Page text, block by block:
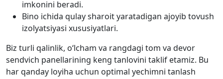
imkonini beradi.
Bino ichida qulay sharoit yaratadigan ajoyib tovush
izolyatsiyasi xususiyatlari.
Biz turli qalinlik, o‘lcham va rangdagi tom va devor
sendvich panellarining keng tanlovini taklif etamiz. Bu
har qanday loyiha uchun optimal yechimni tanlash